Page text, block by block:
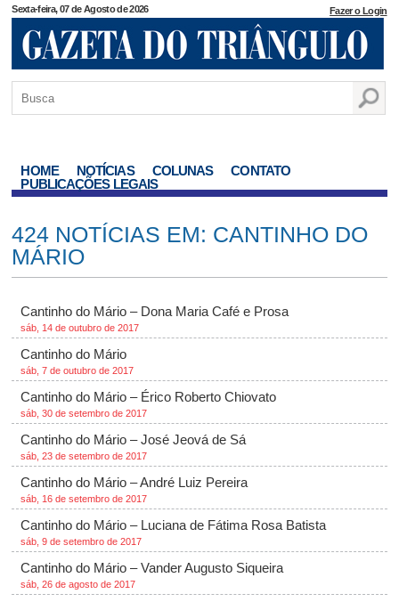
Sexta-feira, 07 de Agosto de 2026 Fazer o Login
HOME NOTÍCIAS COLUNAS
CONTATO
PUBLICAÇÕES LEGAIS
424 NOTÍCIAS EM: CANTINHO DO
MÁRIO
Cantinho do Mário – Dona Maria Café e Prosa
sáb, 14 de outubro de 2017
Cantinho do Mário
sáb, 7 de outubro de 2017
Cantinho do Mário – Érico Roberto Chiovato
sáb, 30 de setembro de 2017
Cantinho do Mário – José Jeová de Sá
sáb, 23 de setembro de 2017
Cantinho do Mário – André Luiz Pereira
sáb, 16 de setembro de 2017
Cantinho do Mário – Luciana de Fátima Rosa Batista
sáb, 9 de setembro de 2017
Cantinho do Mário – Vander Augusto Siqueira
sáb, 26 de agosto de 2017